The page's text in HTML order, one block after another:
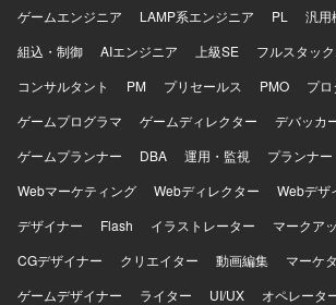
ゲームエンジニア LAMP系エンジニア PL 汎用
組込・制御
AIエンジニア 上級SE
フルスタッ
コンサルタント
PM プリセールス PMO
プ
ゲームプログラマ
ゲームディレクター
デバッカ
ゲームプランナー
DBA 運用・監視 プランナー
Webマーケティング
Webディレクター Webデザ
デザイナー
Flash イラストレーター マークア
CGデザイナー
クリエイター 動画編集
マーケ
ゲームデザイナー
ライター UI/UX オペレータ